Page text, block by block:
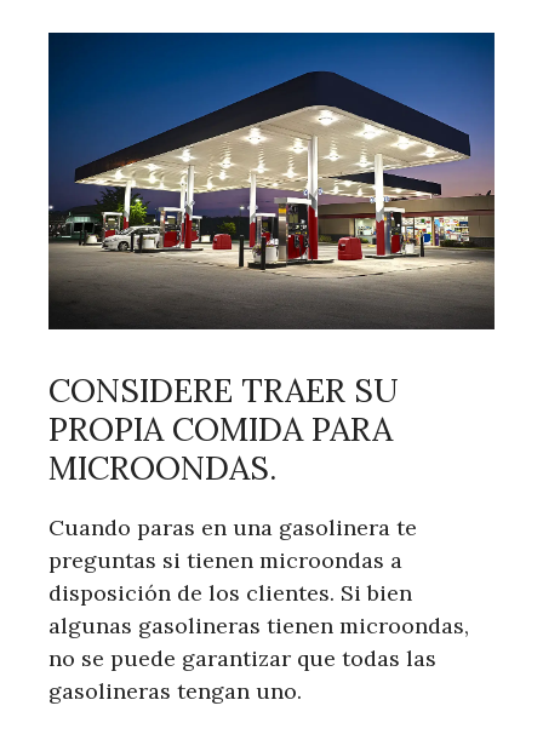
CONSIDERE TRAER SU
PROPIA COMIDA PARA
MICROONDAS.
Cuando paras en una gasolinera te
preguntas si tienen microondas a
disposición de los clientes. Si bien
algunas gasolineras tienen microondas,
no se puede garantizar que todas las
gasolineras tengan uno.